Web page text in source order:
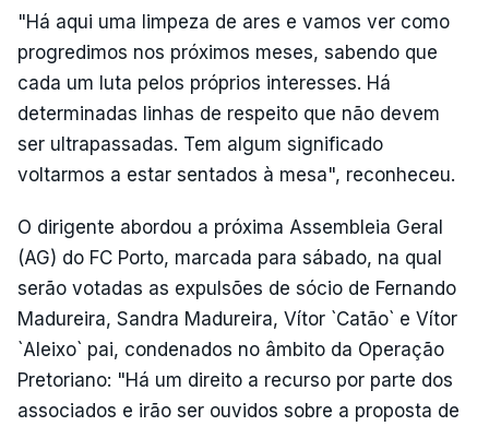
"Há aqui uma limpeza de ares e vamos ver como
progredimos nos próximos meses, sabendo que
cada um luta pelos próprios interesses. Há
determinadas linhas de respeito que não devem
ser ultrapassadas. Tem algum significado
voltarmos a estar sentados à mesa", reconheceu.
O dirigente abordou a próxima Assembleia Geral
(AG) do FC Porto, marcada para sábado, na qual
serão votadas as expulsões de sócio de Fernando
Madureira, Sandra Madureira, Vítor `Catão` e Vítor
`Aleixo` pai, condenados no âmbito da Operação
Pretoriano: "Há um direito a recurso por parte dos
associados e irão ser ouvidos sobre a proposta de